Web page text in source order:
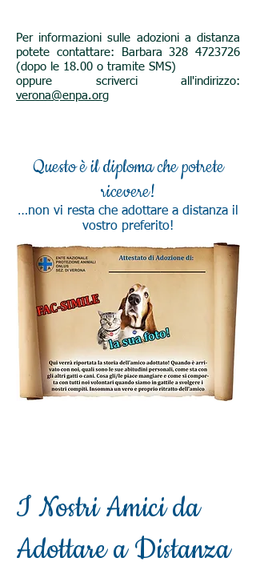
Per informazioni sulle adozioni a distanza
potete contattare: Barbara328 4723726
(dopo le 18.00 o tramite SMS)
oppure scriverci all'indirizzo:
verona@enpa.org
Questo è il diploma che potrete
ricevere!
…non vi resta che adottare a distanza il
vostro preferito!
I Nostri Amici da
Adottare a Distanza